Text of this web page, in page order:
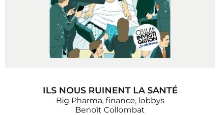
ILS NOUS RUINENT LA SANTÉ
Big Pharma, finance, lobbys
Benoît Collombat